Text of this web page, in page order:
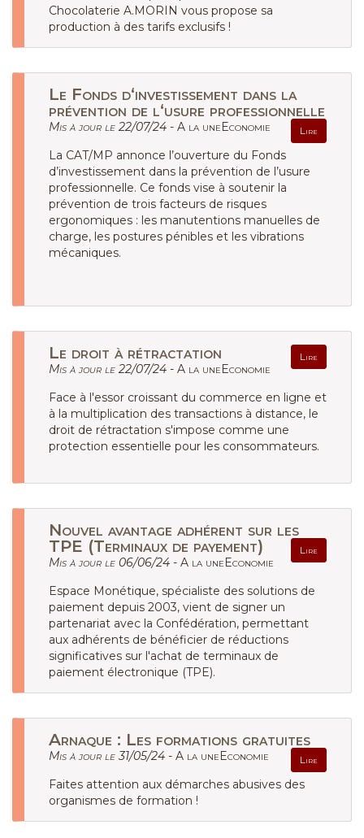
Chocolaterie A.MORIN vous propose sa
production à des tarifs exclusifs !
Le Fonds d‘investissement dans la
prévention de l‘usure professionnelle
Lire
Mis à jour le 22/07/24 - A la uneEconomie
La CAT/MP annonce l’ouverture du Fonds
d’investissement dans la prévention de l’usure
professionnelle. Ce fonds vise à soutenir la
prévention de trois facteurs de risques
ergonomiques : les manutentions manuelles de
charge, les postures pénibles et les vibrations
mécaniques.
Le droit à rétractation Lire
Mis à jour le 22/07/24 - A la uneEconomie
Face à l'essor croissant du commerce en ligne et
à la multiplication des transactions à distance, le
droit de rétractation s'impose comme une
protection essentielle pour les consommateurs.
Nouvel avantage adhérent sur les
TPE (Terminaux de payement)
Lire
Mis à jour le 06/06/24 - A la uneEconomie
Espace Monétique, spécialiste des solutions de
paiement depuis 2003, vient de signer un
partenariat avec la Confédération, permettant
aux adhérents de bénéficier de réductions
significatives sur l'achat de terminaux de
paiement électronique (TPE).
Arnaque : Les formations gratuites
Lire
Mis à jour le 31/05/24 - A la uneEconomie
Faites attention aux démarches abusives des
organismes de formation !